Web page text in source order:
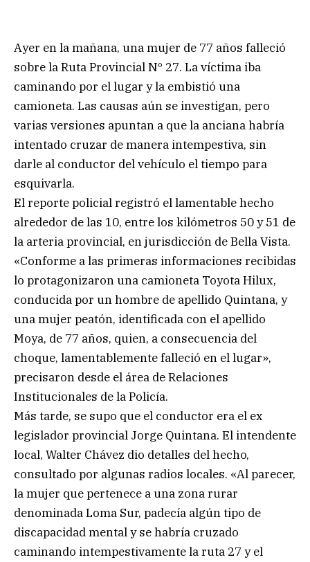
Ayer en la mañana, una mujer de 77 años falleció
sobre la Ruta Provincial Nº 27. La víctima iba
caminando por el lugar y la embistió una
camioneta. Las causas aún se investigan, pero
varias versiones apuntan a que la anciana habría
intentado cruzar de manera intempestiva, sin
darle al conductor del vehículo el tiempo para
esquivarla.
El reporte policial registró el lamentable hecho
alrededor de las 10, entre los kilómetros 50 y 51 de
la arteria provincial, en jurisdicción de Bella Vista.
«Conforme a las primeras informaciones recibidas
lo protagonizaron una camioneta Toyota Hilux,
conducida por un hombre de apellido Quintana, y
una mujer peatón, identificada con el apellido
Moya, de 77 años, quien, a consecuencia del
choque, lamentablemente falleció en el lugar»,
precisaron desde el área de Relaciones
Institucionales de la Policía.
Más tarde, se supo que el conductor era el ex
legislador provincial Jorge Quintana. El intendente
local, Walter Chávez dio detalles del hecho,
consultado por algunas radios locales. «Al parecer,
la mujer que pertenece a una zona rurar
denominada Loma Sur, padecía algún tipo de
discapacidad mental y se habría cruzado
caminando intempestivamente la ruta 27 y el